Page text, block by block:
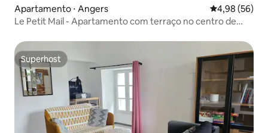
Apartamento ⋅ Angers 4,98 de uma
4,98 (56)
Le Petit Mail - Apartamento com terraço no centro de
Superhost
Superhost